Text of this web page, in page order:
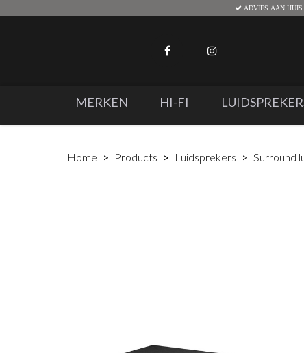
ADVIES AAN HUIS
MERKEN HI-FI
Home Products Luidsprekers Surround